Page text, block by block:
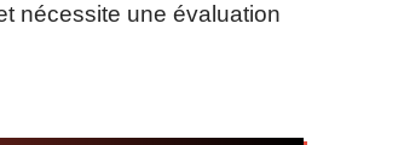
nécessite une évaluation